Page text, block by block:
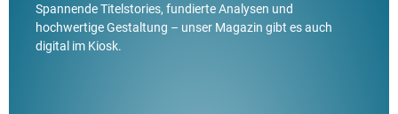
Spannende Titelstories, fundierte Analysen und
hochwertige Gestaltung – unser Magazin gibt es auch
digital im Kiosk.